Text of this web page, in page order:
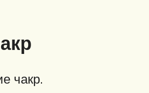
чакр.